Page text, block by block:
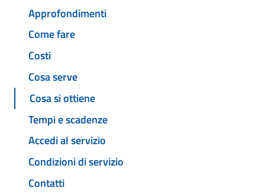
Approfondimenti
Come fare
Costi
Cosa serve
Cosa si ottiene
Tempi e scadenze
Accedi al servizio
Condizioni di servizio
Contatti